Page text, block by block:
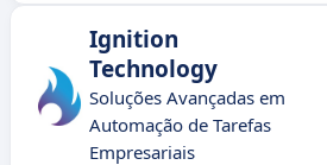
Ignition
Technology
Soluções Avançadas em
Automação de Tarefas
Empresariais